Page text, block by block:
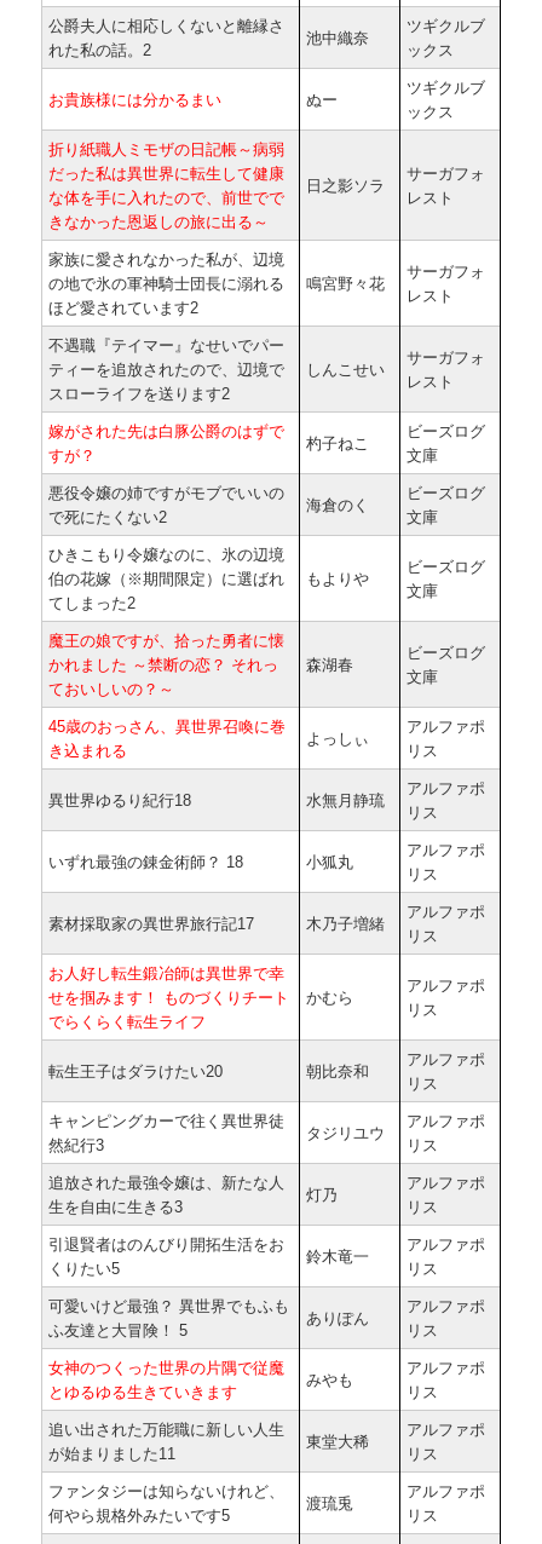
公爵夫人に相応しくないと離縁さ
れた私の話。2
池中織奈
ツギクルブ
ックス
お貴族様には分かるまい ぬー
ツギクルブ
ックス
折り紙職人ミモザの日記帳～病弱
だった私は異世界に転生して健康
な体を手に入れたので、前世でで
きなかった恩返しの旅に出る～
日之影ソラ
サーガフォ
レスト
家族に愛されなかった私が、辺境
の地で氷の軍神騎士団長に溺れる
ほど愛されています2
鳴宮野々花
サーガフォ
レスト
不遇職『テイマー』なせいでパー
ティーを追放されたので、辺境で
スローライフを送ります2
しんこせい
サーガフォ
レスト
嫁がされた先は白豚公爵のはずで
すが？
杓子ねこ
ビーズログ
文庫
悪役令嬢の姉ですがモブでいいの
で死にたくない2
海倉のく
ビーズログ
文庫
ひきこもり令嬢なのに、氷の辺境
伯の花嫁（※期間限定）に選ばれ
てしまった2
もよりや
ビーズログ
文庫
魔王の娘ですが、拾った勇者に懐
かれました ～禁断の恋？ それっ
ておいしいの？～
森湖春
ビーズログ
文庫
45歳のおっさん、異世界召喚に巻
き込まれる
よっしぃ
アルファポ
リス
異世界ゆるり紀行18 水無月静琉
アルファポ
リス
いずれ最強の錬金術師？ 18 小狐丸
アルファポ
リス
素材採取家の異世界旅行記17 木乃子増緒
アルファポ
リス
お人好し転生鍛冶師は異世界で幸
せを掴みます！ ものづくりチート
でらくらく転生ライフ
かむら
アルファポ
リス
転生王子はダラけたい20 朝比奈和
アルファポ
リス
キャンピングカーで往く異世界徒
然紀行3
タジリユウ
アルファポ
リス
追放された最強令嬢は、新たな人
生を自由に生きる3
灯乃
アルファポ
リス
引退賢者はのんびり開拓生活をお
くりたい5
鈴木竜一
アルファポ
リス
可愛いけど最強？ 異世界でもふも
ふ友達と大冒険！ 5
ありぽん
アルファポ
リス
女神のつくった世界の片隅で従魔
とゆるゆる生きていきます
みやも
アルファポ
リス
追い出された万能職に新しい人生
が始まりました11
東堂大稀
アルファポ
リス
ファンタジーは知らないけれど、
何やら規格外みたいです5
渡琉兎
アルファポ
リス